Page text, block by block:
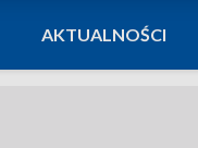
AKTUALNOŚCI